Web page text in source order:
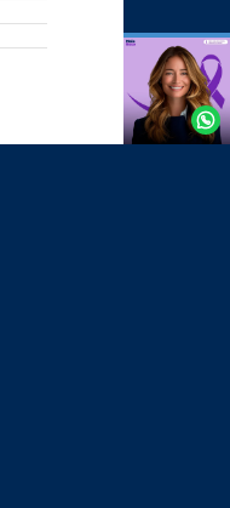
Agende
Whatsapp